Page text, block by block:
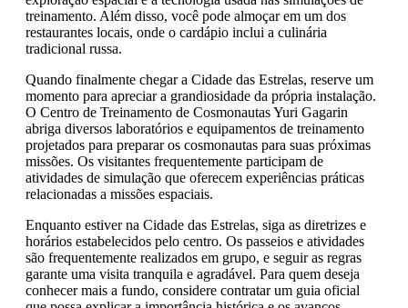
treinamento. Além disso, você pode almoçar em um dos
restaurantes locais, onde o cardápio inclui a culinária
tradicional russa.
Quando finalmente chegar a Cidade das Estrelas, reserve um
momento para apreciar a grandiosidade da própria instalação.
O Centro de Treinamento de Cosmonautas Yuri Gagarin
abriga diversos laboratórios e equipamentos de treinamento
projetados para preparar os cosmonautas para suas próximas
missões. Os visitantes frequentemente participam de
atividades de simulação que oferecem experiências práticas
relacionadas a missões espaciais.
Enquanto estiver na Cidade das Estrelas, siga as diretrizes e
horários estabelecidos pelo centro. Os passeios e atividades
são frequentemente realizados em grupo, e seguir as regras
garante uma visita tranquila e agradável. Para quem deseja
conhecer mais a fundo, considere contratar um guia oficial